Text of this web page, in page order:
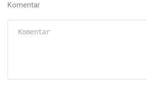
Komentar